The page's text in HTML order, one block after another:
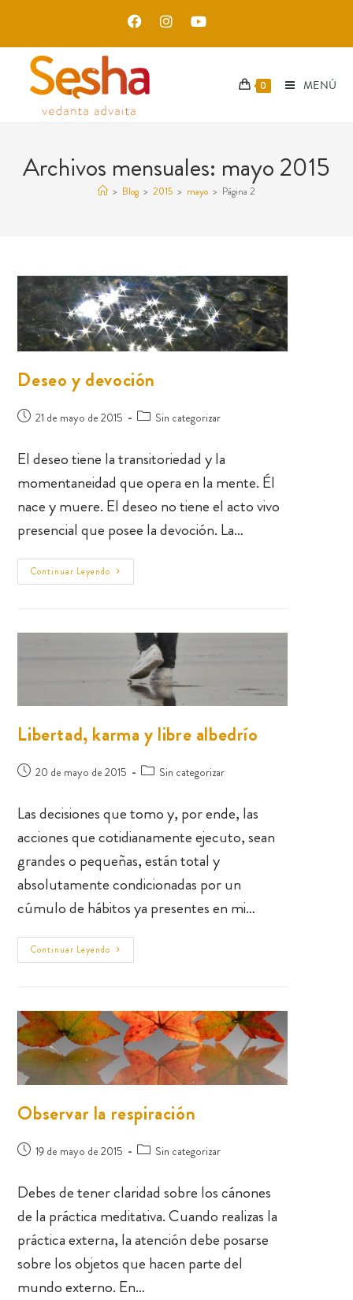
0 MENÚ
Archivos mensuales: mayo 2015
> Blog > 2015 > mayo > Página 2
Deseo y devoción
21 de mayo de 2015 Sin categorizar
El deseo tiene la transitoriedad y la
momentaneidad que opera en la mente. Él
nace y muere. El deseo no tiene el acto vivo
presencial que posee la devoción. La…
Continuar Leyendo
Libertad, karma y libre albedrío
20 de mayo de 2015 Sin categorizar
Las decisiones que tomo y, por ende, las
acciones que cotidianamente ejecuto, sean
grandes o pequeñas, están total y
absolutamente condicionadas por un
cúmulo de hábitos ya presentes en mi…
Continuar Leyendo
Observar la respiración
19 de mayo de 2015 Sin categorizar
Debes de tener claridad sobre los cánones
de la práctica meditativa. Cuando realizas la
práctica externa, la atención debe posarse
sobre los objetos que hacen parte del
mundo externo. En…